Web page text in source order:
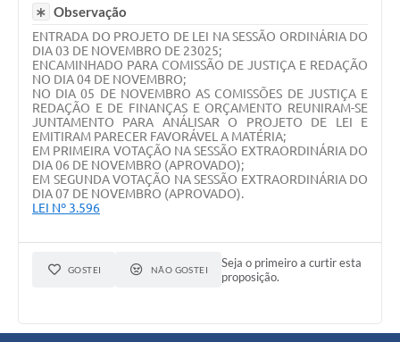
Observação
ENTRADA DO PROJETO DE LEI NA SESSÃO ORDINÁRIA DO
DIA 03 DE NOVEMBRO DE 23025;
ENCAMINHADO PARA COMISSÃO DE JUSTIÇA E REDAÇÃO
NO DIA 04 DE NOVEMBRO;
NO DIA 05 DE NOVEMBRO AS COMISSÕES DE JUSTIÇA E
REDAÇÃO E DE FINANÇAS E ORÇAMENTO REUNIRAM-SE
JUNTAMENTO PARA ANÁLISAR O PROJETO DE LEI E
EMITIRAM PARECER FAVORÁVEL A MATÉRIA;
EM PRIMEIRA VOTAÇÃO NA SESSÃO EXTRAORDINÁRIA DO
DIA 06 DE NOVEMBRO (APROVADO);
EM SEGUNDA VOTAÇÃO NA SESSÃO EXTRAORDINÁRIA DO
DIA 07 DE NOVEMBRO (APROVADO).
LEI Nº 3.596
GOSTEI NÃO GOSTEI
Seja o primeiro a curtir esta
proposição.